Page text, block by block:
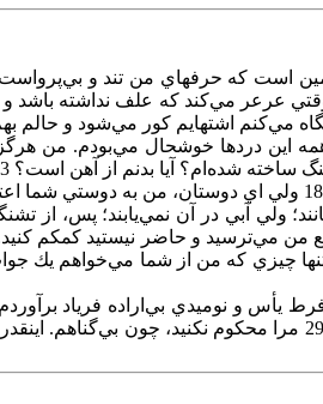
او اين‌ كار را مي‌كند، با وجود همه‌ اين‌
14 انسان‌ بايد نسبت‌ به‌ دوست‌ عاجز خود مهربان‌ باشد، حتي‌ اگر او خداي‌ قادر
درخواست‌ هديه‌اي‌ كرده‌ام‌؟ 23 آيا تاكنون‌ از شما خواسته‌ام‌ مرا از دست‌